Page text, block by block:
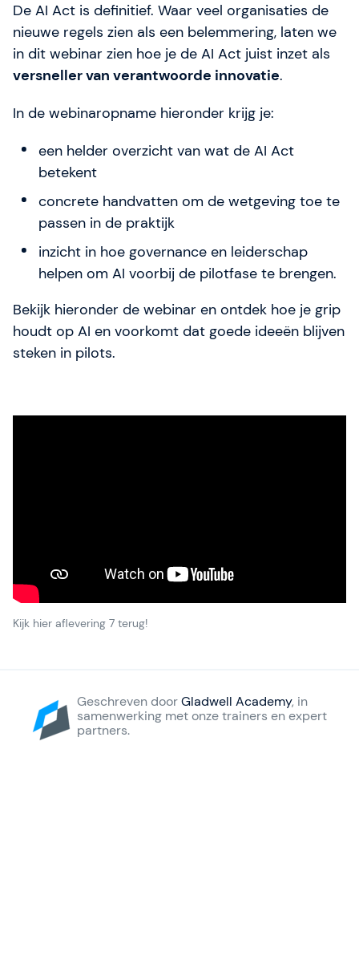
Gladwell Academy
Gladwell Academy ondersteunt ambitieuze
professionals met praktijkgerichte Agile-, SAFe- en
AI-trainingen. Met kennis, begeleiding en concrete
dan gisteren.
Over SAFe 6.0 (nieuw)
Contact
Vacatures
Valuta: EUR (€)
Taal veranderen
De AI Act is definitief. Waar veel organisaties de
nieuwe regels zien als een belemmering, laten we
in dit webinar zien hoe je de AI Act juist inzet als
versneller van verantwoorde innovatie.
In de webinaropname hieronder krijg je:
een helder overzicht van wat de AI Act
betekent
concrete handvatten om de wetgeving toe te
passen in de praktijk
inzicht in hoe governance en leiderschap
helpen om AI voorbij de pilotfase te brengen.
Bekijk hieronder de webinar en ontdek hoe je grip
houdt op AI en voorkomt dat goede ideeën blijven
steken in pilots.
Kijk hier aflevering 7 terug!
Geschreven doorGladwell Academy, in
samenwerking met onze trainers en expert
partners.